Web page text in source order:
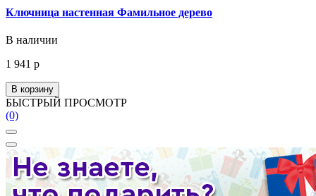
Ключница настенная Фамильное дерево
В наличии
1 941 р
В корзину
БЫСТРЫЙ ПРОСМОТР
(0)